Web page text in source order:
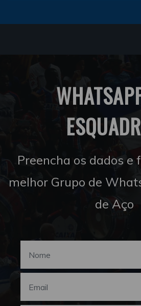
Preencha os dados e
melhor Grupo de
de Aço